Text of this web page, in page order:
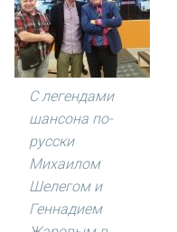
С легендами
шансона по-
русски
Михаилом
Шелегом и
Геннадием